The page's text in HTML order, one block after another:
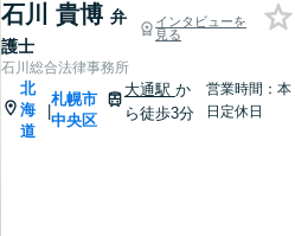
石川 貴博 弁
護士
インタビューを
見る
石川総合法律事務所
北
海
道
|
札幌市
中央区
大通駅 か
ら徒歩3分
営業時間：本
日定休日